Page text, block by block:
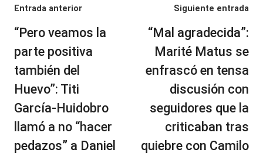
Navegación
de
entradas
Entrada anterior
“Pero veamos la
parte positiva
también del
Huevo”: Titi
García-Huidobro
llamó a no “hacer
pedazos” a Daniel
Siguiente entrada
“Mal agradecida”:
Marité Matus se
enfrascó en tensa
discusión con
seguidores que la
criticaban tras
quiebre con Camilo